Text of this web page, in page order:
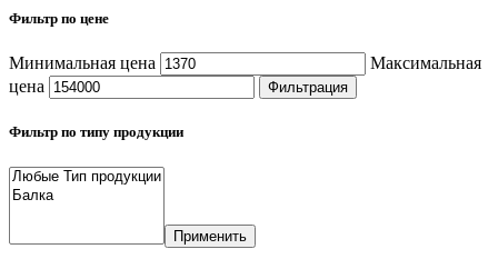
Фильтр по цене
Минимальная цена
Максимальная
цена
Фильтрация
Фильтр по типу продукции
Применить